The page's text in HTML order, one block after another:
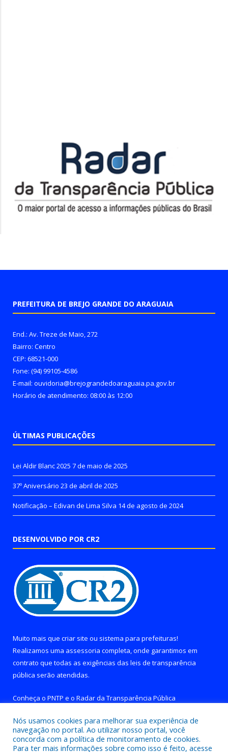
PREFEITURA DE BREJO GRANDE DO ARAGUAIA
End.: Av. Treze de Maio, 272
Bairro: Centro
CEP: 68521-000
Fone: (94) 99105-4586
E-mail: ouvidoria@brejograndedoaraguaia.pa.gov.br
Horário de atendimento: 08:00 às 12:00
ÚLTIMAS PUBLICAÇÕES
Lei Aldir Blanc 2025 7 de maio de 2025
37º Aniversário 23 de abril de 2025
Notificação – Edivan de Lima Silva 14 de agosto de 2024
DESENVOLVIDO POR CR2
Muito mais que criar site ou sistema para prefeituras!
Realizamos uma assessoria completa, onde garantimos em
contrato que todas as exigências das leis de transparência
pública serão atendidas.
Conheça o PNTP e o Radar da Transparência Pública
Nós usamos cookies para melhorar sua experiência de
navegação no portal. Ao utilizar nosso portal, você
concorda com a política de monitoramento de cookies.
Para ter mais informações sobre como isso é feito, acesse